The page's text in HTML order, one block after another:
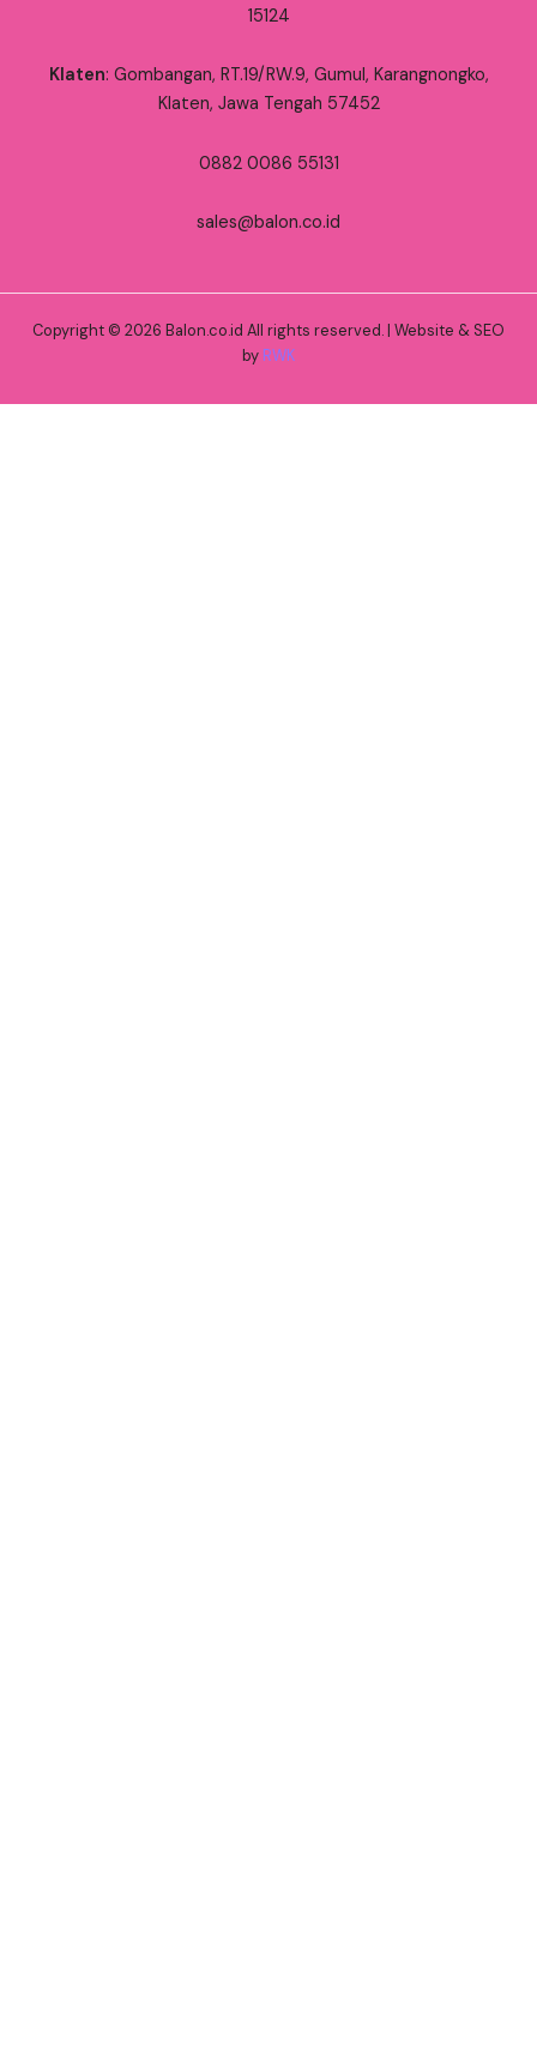
15124
Klaten: Gombangan, RT.19/RW.9, Gumul, Karangnongko,
Klaten, Jawa Tengah 57452
0882 0086 55131
sales@balon.co.id
Copyright © 2026 Balon.co.id All rights reserved. | Website & SEO
by RWK